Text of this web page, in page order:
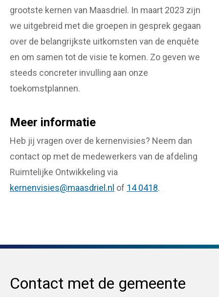
grootste kernen van Maasdriel. In maart 2023 zijn
we uitgebreid met die groepen in gesprek gegaan
over de belangrijkste uitkomsten van de enquête
en om samen tot de visie te komen. Zo geven we
steeds concreter invulling aan onze
toekomstplannen.
Meer informatie
Heb jij vragen over de kernenvisies? Neem dan
contact op met de medewerkers van de afdeling
Ruimtelijke Ontwikkeling via
kernenvisies@maasdriel.nl of 14 0418.
Contact met de gemeente